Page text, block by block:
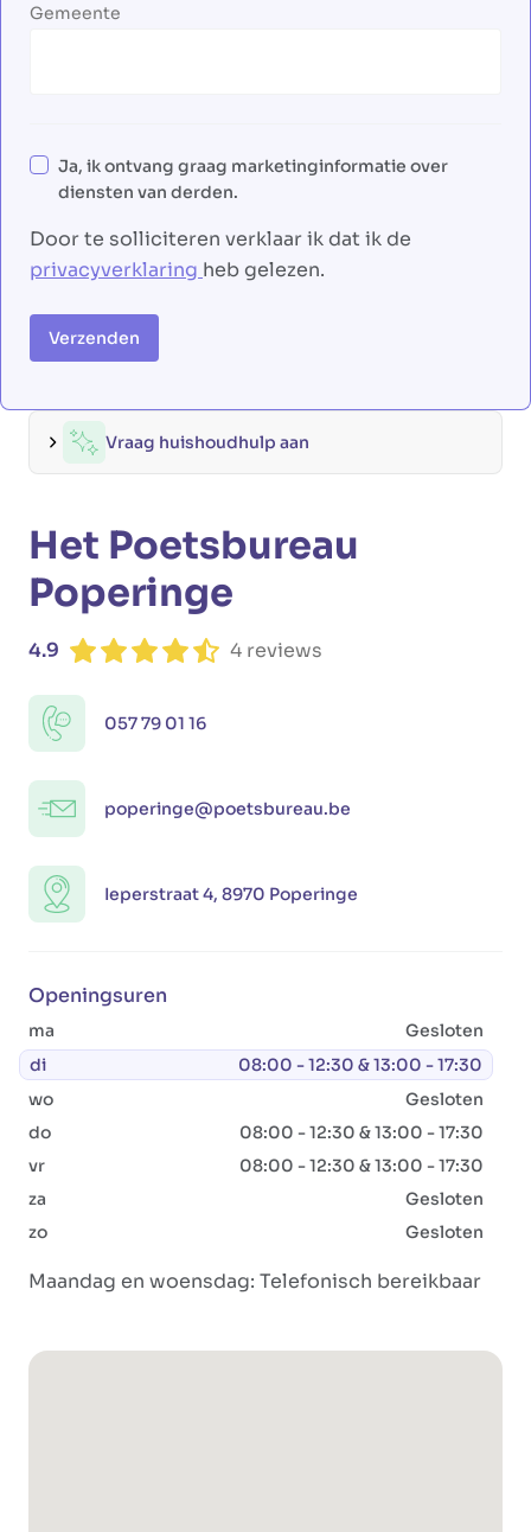
Gemeente
Ja, ik ontvang graag marketinginformatie over
diensten van derden.
Door te solliciteren verklaar ik dat ik de
privacyverklaring heb gelezen.
Verzenden
Vraag huishoudhulp aan
Het Poetsbureau
Poperinge
4.9 4 reviews
057 79 01 16
poperinge@poetsbureau.be
Ieperstraat 4, 8970 Poperinge
Openingsuren
ma
Gesloten
di
08:00 - 12:30 & 13:00 - 17:30
wo
Gesloten
do
08:00 - 12:30 & 13:00 - 17:30
vr
08:00 - 12:30 & 13:00 - 17:30
za
Gesloten
zo
Gesloten
Maandag en woensdag: Telefonisch bereikbaar